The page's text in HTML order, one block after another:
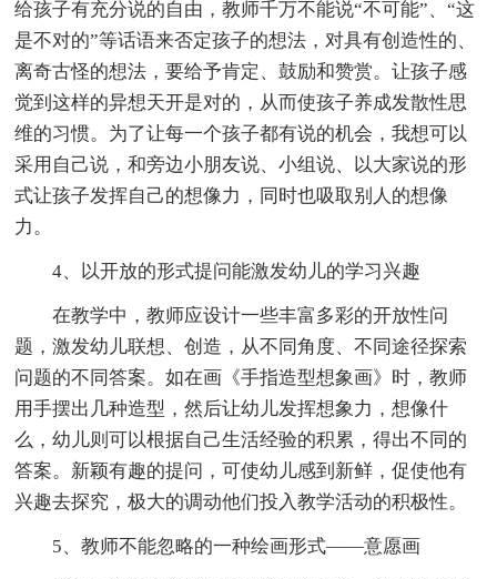
给孩子有充分说的自由，教师千万不能说“不可能”、“这
是不对的”等话语来否定孩子的想法，对具有创造性的、
离奇古怪的想法，要给予肯定、鼓励和赞赏。让孩子感
觉到这样的异想天开是对的，从而使孩子养成发散性思
维的习惯。为了让每一个孩子都有说的机会，我想可以
采用自己说，和旁边小朋友说、小组说、以大家说的形
式让孩子发挥自己的想像力，同时也吸取别人的想像
力。
4、以开放的形式提问能激发幼儿的学习兴趣
在教学中，教师应设计一些丰富多彩的开放性问
题，激发幼儿联想、创造，从不同角度、不同途径探索
问题的不同答案。如在画《手指造型想象画》时，教师
用手摆出几种造型，然后让幼儿发挥想象力，想像什
么，幼儿则可以根据自己生活经验的积累，得出不同的
答案。新颖有趣的提问，可使幼儿感到新鲜，促使他有
兴趣去探究，极大的调动他们投入教学活动的积极性。
5、教师不能忽略的一种绘画形式——意愿画